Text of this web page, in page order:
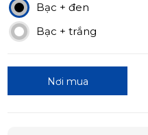
Bạc + đen
Bạc + trắng
Nơi mua